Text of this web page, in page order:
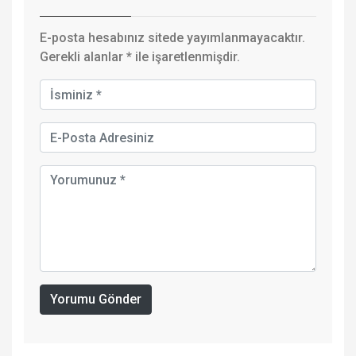
E-posta hesabınız sitede yayımlanmayacaktır.
Gerekli alanlar * ile işaretlenmişdir.
Yorumu Gönder